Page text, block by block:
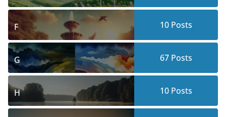
F 10Posts
G 67Posts
H 10Posts